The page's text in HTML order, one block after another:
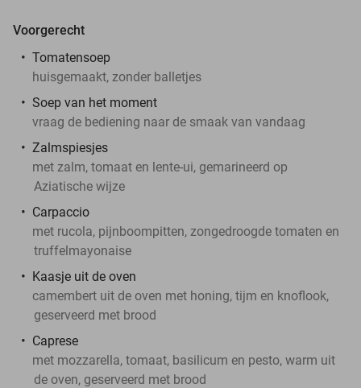
Voorgerecht
Tomatensoep
huisgemaakt, zonder balletjes
Soep van het moment
vraag de bediening naar de smaak van vandaag
Zalmspiesjes
met zalm, tomaat en lente-ui, gemarineerd op
Aziatische wijze
Carpaccio
met rucola, pijnboompitten, zongedroogde tomaten en
truffelmayonaise
Kaasje uit de oven
camembert uit de oven met honing, tijm en knoflook,
geserveerd met brood
Caprese
met mozzarella, tomaat, basilicum en pesto, warm uit
de oven, geserveerd met brood